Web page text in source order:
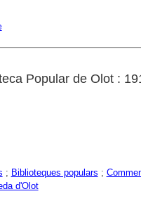
Popular de Olot :
; Biblioteques populars ;
d'Olot